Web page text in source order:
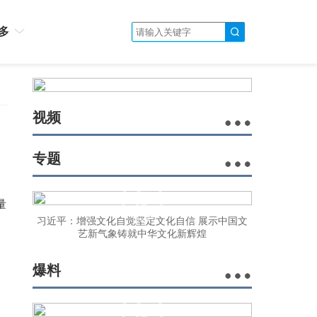
视频
专题
习近平：增强文化自觉坚定文化自信 展示中国文
艺新气象铸就中华文化新辉煌
爆料